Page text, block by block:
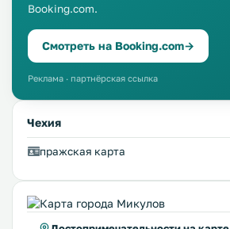
Booking.com.
Смотреть на Booking.com→
Реклама · партнёрская ссылка
Чехия
пражская карта